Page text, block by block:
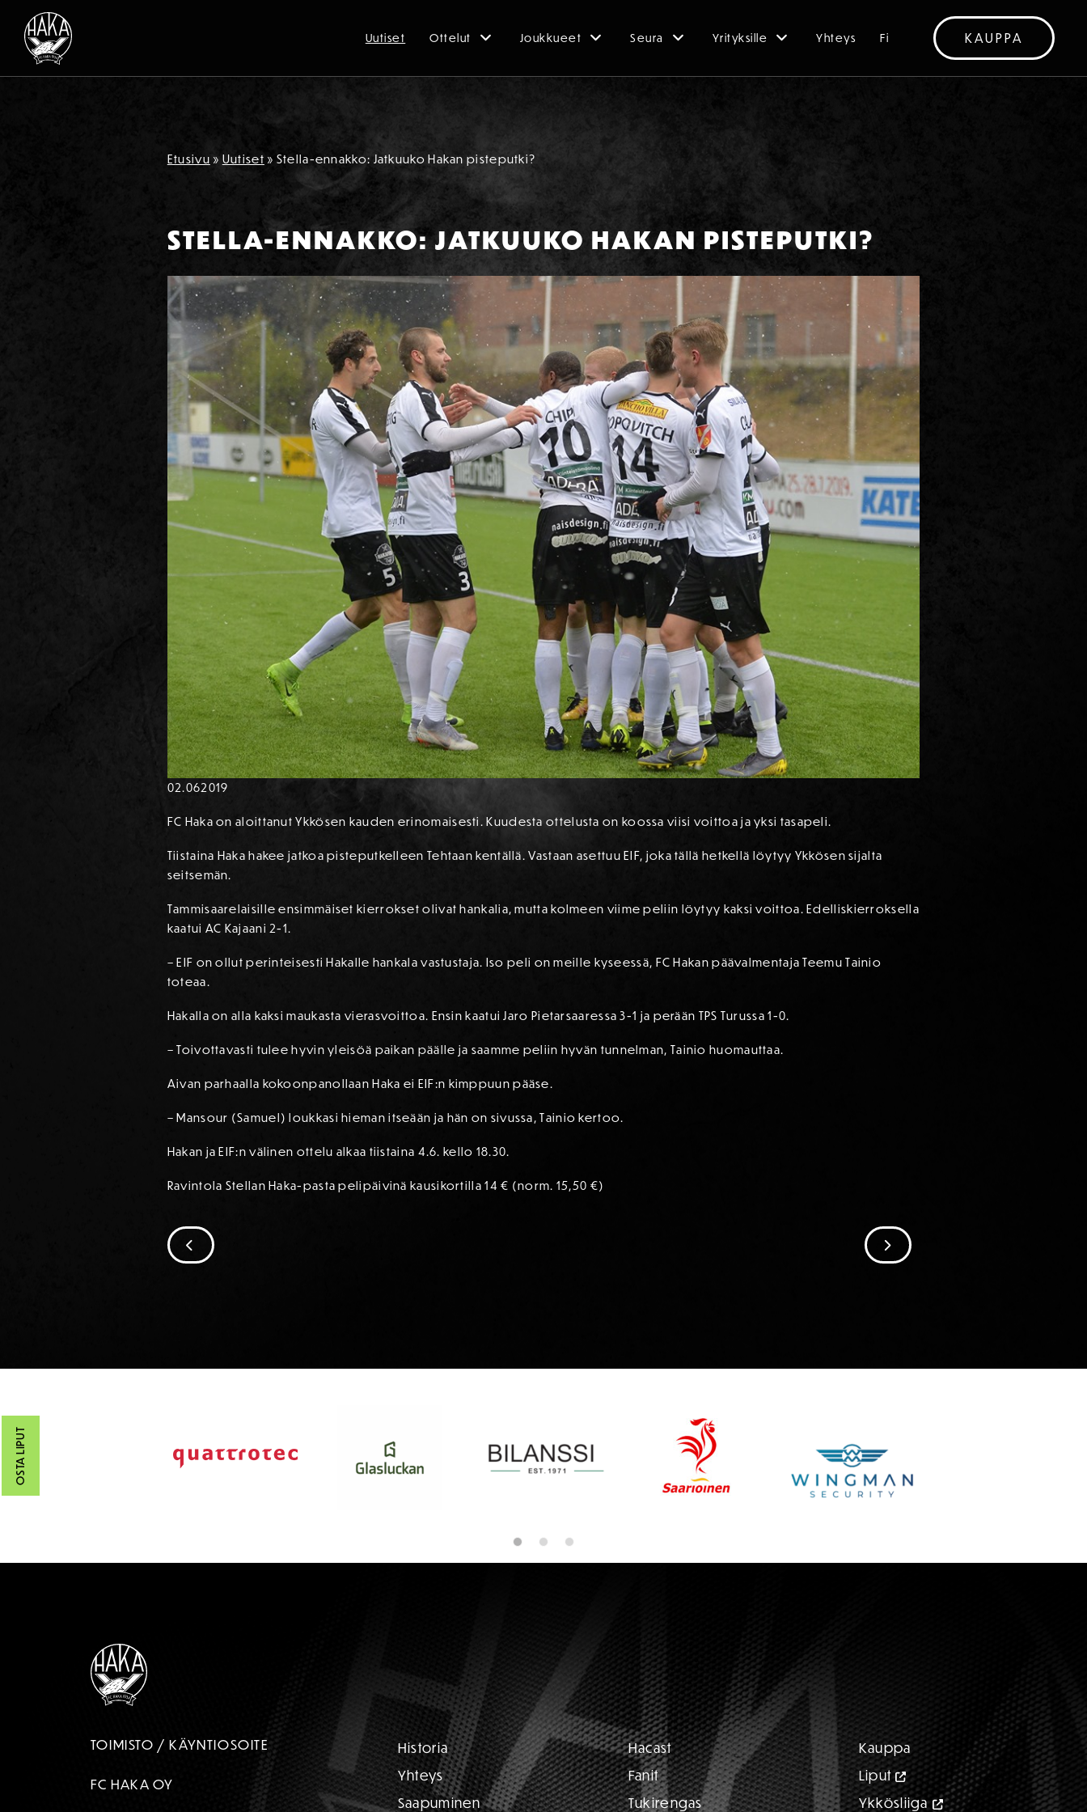
Siirry sisältöön
Uutiset Ottelut Joukkueet Seura Yrityksille Yhteys Fi KAUPPA
Etusivu » Uutiset » Stella-ennakko: Jatkuuko Hakan pisteputki?
STELLA-ENNAKKO: JATKUUKO HAKAN PISTEPUTKI?
02.062019
FC Haka on aloittanut Ykkösen kauden erinomaisesti. Kuudesta ottelusta on koossa viisi voittoa ja yksi tasapeli.
Tiistaina Haka hakee jatkoa pisteputkelleen Tehtaan kentällä. Vastaan asettuu EIF, joka tällä hetkellä löytyy Ykkösen sijalta
seitsemän.
Tammisaarelaisille ensimmäiset kierrokset olivat hankalia, mutta kolmeen viime peliin löytyy kaksi voittoa. Edelliskierroksella
kaatui AC Kajaani 2-1.
– EIF on ollut perinteisesti Hakalle hankala vastustaja. Iso peli on meille kyseessä, FC Hakan päävalmentaja Teemu Tainio
toteaa.
Hakalla on alla kaksi maukasta vierasvoittoa. Ensin kaatui Jaro Pietarsaaressa 3-1 ja perään TPS Turussa 1-0.
– Toivottavasti tulee hyvin yleisöä paikan päälle ja saamme peliin hyvän tunnelman, Tainio huomauttaa.
Aivan parhaalla kokoonpanollaan Haka ei EIF:n kimppuun pääse.
– Mansour (Samuel) loukkasi hieman itseään ja hän on sivussa, Tainio kertoo.
Hakan ja EIF:n välinen ottelu alkaa tiistaina 4.6. kello 18.30.
Ravintola Stellan Haka-pasta pelipäivinä kausikortilla 14 € (norm. 15,50 €)
SIIRRY SEURAAVAAN
SIIRRY EDELLISEEN
OSTA LIPUT
TOIMISTO / KÄYNTIOSOITE
FC HAKA OY
Historia
Yhteys
Saapuminen
Hacast
Fanit
Tukirengas
Kauppa
Liput
Ykkösliiga